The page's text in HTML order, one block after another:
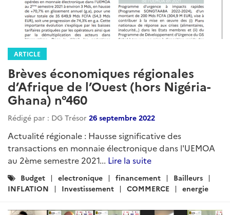
ARTICLE
Brèves économiques régionales
d’Afrique de l’Ouest (hors Nigéria-
Ghana) n°460
Rédigé par : DG Trésor 26 septembre 2022
Actualité régionale : Hausse significative des
transactions en monnaie électronique dans l'UEMOA
au 2ème semestre 2021... Lire la suite
Catégories
:
Budget electronique financement
Bailleurs
INFLATION
Investissement COMMERCE energie